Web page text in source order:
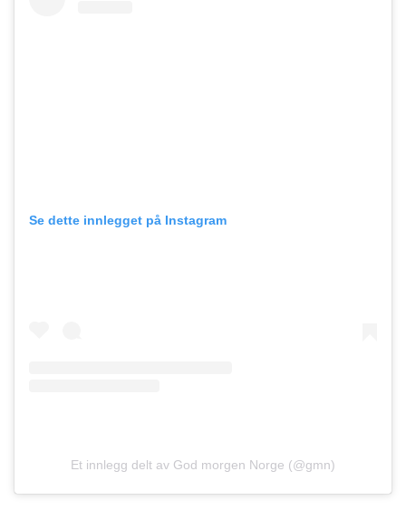
Se dette innlegget på Instagram
Et innlegg delt av God morgen Norge (@gmn)